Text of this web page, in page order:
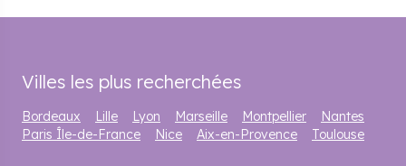
Villes les plus recherchées
Bordeaux Lille Lyon Marseille Montpellier
Nantes
Paris Île-de-France
Nice Aix-en-Provence Toulouse